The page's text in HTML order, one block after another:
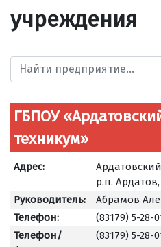
учреждения
ГБПОУ
техникум»
Адрес:
р.п.
Руководитель:
Абрамов
Телефон:
(83179) 5-28-
Телефон/
(83179) 5-28-